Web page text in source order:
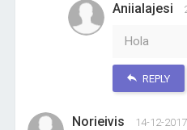
Aniialajesi
Hola
REPLY
Norieivis 14-12-